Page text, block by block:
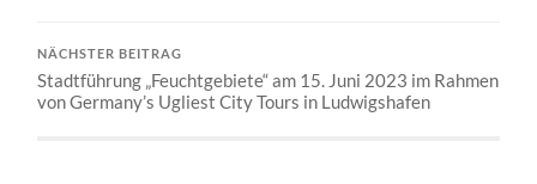
NÄCHSTER BEITRAG
Stadtführung „Feuchtgebiete“ am 15. Juni 2023 im Rahmen
von Germany’s Ugliest City Tours in Ludwigshafen